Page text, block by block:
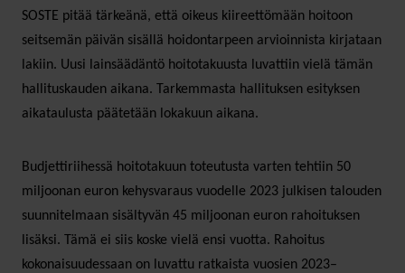
SOSTE pitää tärkeänä, että oikeus kiireettömään hoitoon
seitsemän päivän sisällä hoidontarpeen arvioinnista kirjataan
lakiin. Uusi lainsäädäntö hoitotakuusta luvattiin vielä tämän
hallituskauden aikana. Tarkemmasta hallituksen esityksen
aikataulusta päätetään lokakuun aikana.
Budjettiriihessä hoitotakuun toteutusta varten tehtiin 50
miljoonan euron kehysvaraus vuodelle 2023 julkisen talouden
suunnitelmaan sisältyvän 45 miljoonan euron rahoituksen
lisäksi. Tämä ei siis koske vielä ensi vuotta. Rahoitus
kokonaisuudessaan on luvattu ratkaista vuosien 2023–